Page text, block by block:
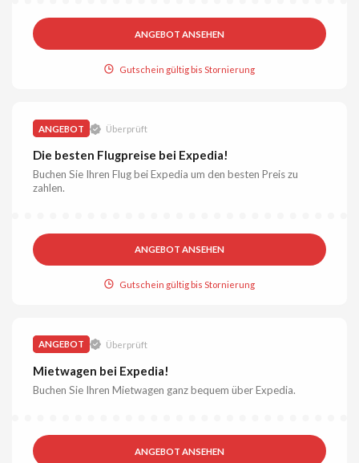
ANGEBOT ANSEHEN
Gutschein gültig bis Stornierung
ANGEBOT Überprüft
Die besten Flugpreise bei Expedia!
Buchen Sie Ihren Flug bei Expedia um den besten Preis zu
zahlen.
ANGEBOT ANSEHEN
Gutschein gültig bis Stornierung
ANGEBOT Überprüft
Mietwagen bei Expedia!
Buchen Sie Ihren Mietwagen ganz bequem über Expedia.
ANGEBOT ANSEHEN